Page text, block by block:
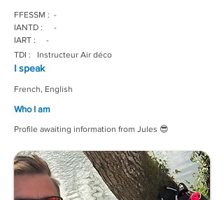
FFESSM : -
IANTD :
-
IART :
-
TDI :
Instructeur Air déco
I speak
French, English
Who I am
Profile awaiting information from Jules 😎